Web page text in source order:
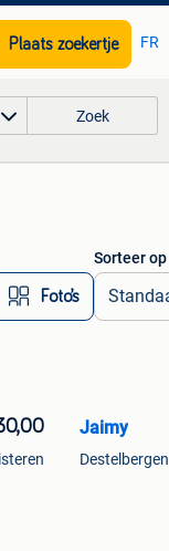
Plaats zoekertje FR
Zoek
Foto’s
Sorteer op
Jaimy
Destelbergen